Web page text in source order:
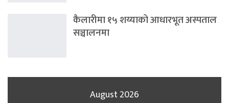
कैलारीमा १५ शय्याको आधारभूत अस्पताल
सञ्चालनमा
August 2026